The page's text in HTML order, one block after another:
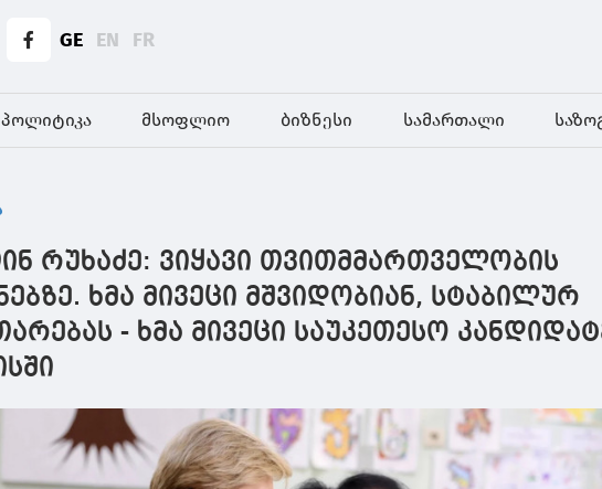
GE EN FR
პოლიტიკა მსოფლიო ბიზნესი სამართალი
რუხაძე: ვიყავი თვითმმართველობის
ხმა მივეცი მშვიდობიან, სტაბილურ
- ხმა მივეცი საუკეთესო